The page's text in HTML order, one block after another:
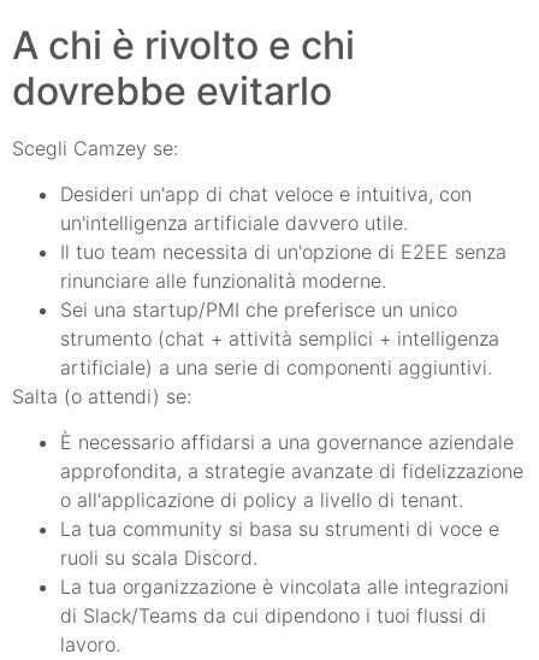
A chi è rivolto e chi
dovrebbe evitarlo
Scegli Camzey se:
Desideri un'app di chat veloce e intuitiva, con
un'intelligenza artificiale davvero utile.
Il tuo team necessita di un'opzione di E2EE senza
rinunciare alle funzionalità moderne.
Sei una startup/PMI che preferisce un unico
strumento (chat + attività semplici + intelligenza
artificiale) a una serie di componenti aggiuntivi.
Salta (o attendi) se:
È necessario affidarsi a una governance aziendale
approfondita, a strategie avanzate di fidelizzazione
o all'applicazione di policy a livello di tenant.
La tua community si basa su strumenti di voce e
ruoli su scala Discord.
La tua organizzazione è vincolata alle integrazioni
di Slack/Teams da cui dipendono i tuoi flussi di
lavoro.